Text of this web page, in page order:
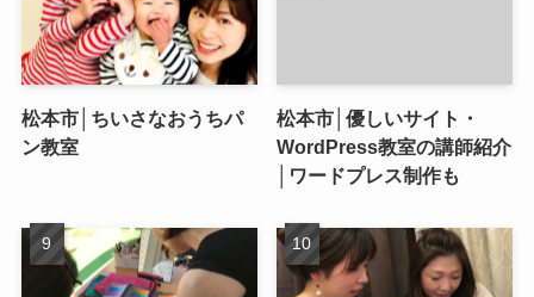
松本市│ちいさなおうちパ
ン教室
松本市│優しいサイト・
WordPress教室の講師紹介
│ワードプレス制作も